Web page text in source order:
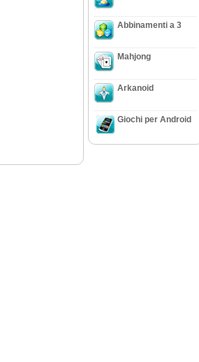
Abbinamenti a 3
Mahjong
Arkanoid
Giochi per Android